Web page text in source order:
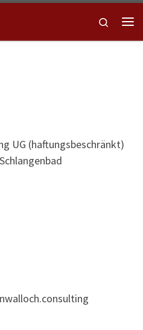
Search
UG (haftungsbeschränkt)